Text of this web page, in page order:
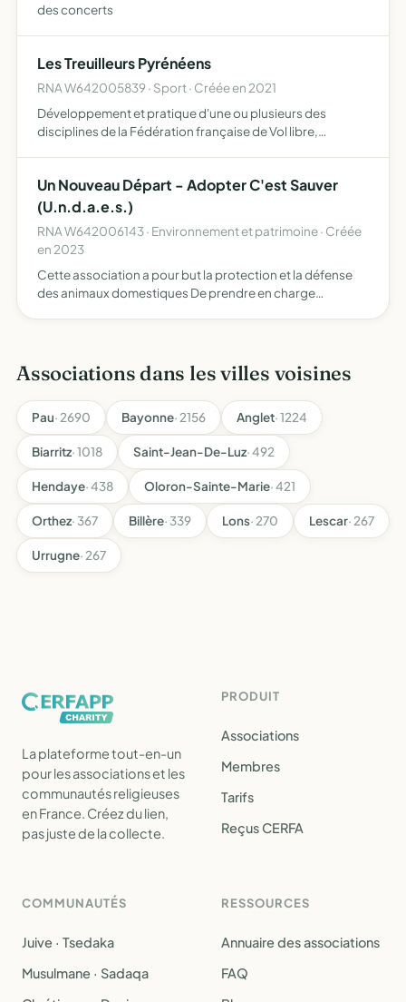
des concerts
Les Treuilleurs Pyrénéens
RNA W642005839 · Sport · Créée en 2021
Développement et pratique d'une ou plusieurs des
disciplines de la Fédération française de Vol libre,
Un Nouveau Départ - Adopter C'est Sauver
(U.n.d.a.e.s.)
RNA W642006143 · Environnement et patrimoine · Créée
en 2023
Cette association a pour but la protection et la défense
des animaux domestiques De prendre en charge
Associations dans les villes voisines
Pau· 2690 Bayonne· 2156 Anglet· 1224
Biarritz· 1018 Saint-Jean-De-Luz· 492
Hendaye· 438 Oloron-Sainte-Marie· 421
Orthez· 367 Billère· 339 Lons· 270 Lescar· 267
Urrugne· 267
La plateforme tout-en-un
pour les associations et les
communautés religieuses
en France. Créez du lien,
pas juste de la collecte.
PRODUIT
Associations
Membres
Tarifs
Reçus CERFA
COMMUNAUTÉS
Juive · Tsedaka
Musulmane · Sadaqa
RESSOURCES
Annuaire des associations
FAQ